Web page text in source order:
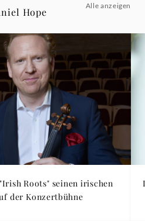
Hope
Alle anzeigen
Roots" seinen irischen
der Konzertbühne